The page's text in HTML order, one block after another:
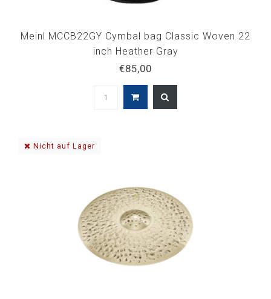
Meinl MCCB22GY Cymbal bag Classic Woven 22
inch Heather Gray
€85,00
Nicht auf Lager